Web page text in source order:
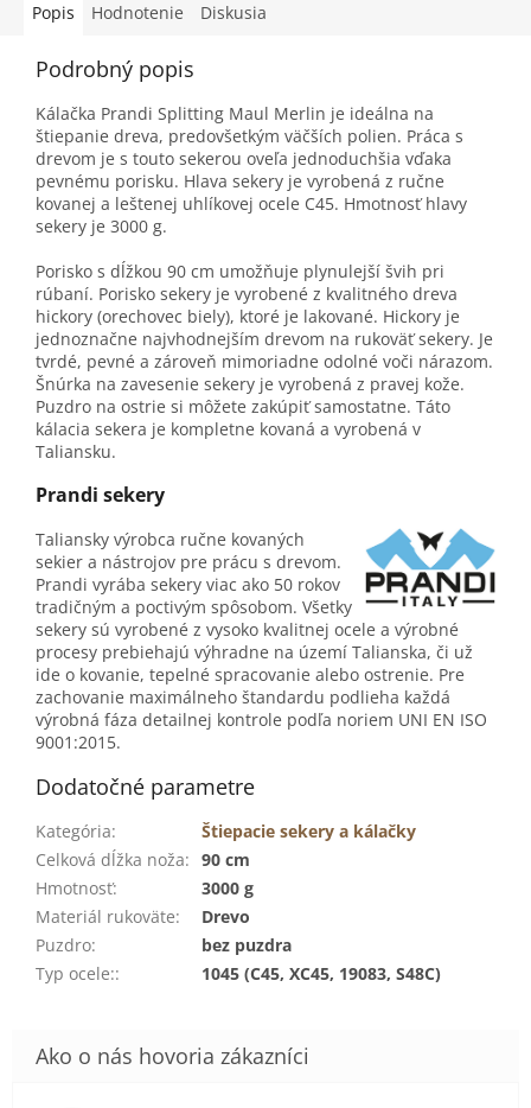
Popis Hodnotenie Diskusia
Podrobný popis
Kálačka Prandi Splitting Maul Merlin je ideálna na
štiepanie dreva, predovšetkým väčších polien. Práca s
drevom je s touto sekerou oveľa jednoduchšia vďaka
pevnému porisku. Hlava sekery je vyrobená z ručne
kovanej a leštenej uhlíkovej ocele C45. Hmotnosť hlavy
sekery je 3000 g.
Porisko s dĺžkou 90 cm umožňuje plynulejší švih pri
rúbaní. Porisko sekery je vyrobené z kvalitného dreva
hickory (orechovec biely), ktoré je lakované. Hickory je
jednoznačne najvhodnejším drevom na rukoväť sekery. Je
tvrdé, pevné a zároveň mimoriadne odolné voči nárazom.
Šnúrka na zavesenie sekery je vyrobená z pravej kože.
Puzdro na ostrie si môžete zakúpiť samostatne. Táto
kálacia sekera je kompletne kovaná a vyrobená v
Taliansku.
Prandi sekery
Taliansky výrobca ručne kovaných
sekier a nástrojov pre prácu s drevom.
Prandi vyrába sekery viac ako 50 rokov
tradičným a poctivým spôsobom. Všetky
sekery sú vyrobené z vysoko kvalitnej ocele a výrobné
procesy prebiehajú výhradne na území Talianska, či už
ide o kovanie, tepelné spracovanie alebo ostrenie. Pre
zachovanie maximálneho štandardu podlieha každá
výrobná fáza detailnej kontrole podľa noriem UNI EN ISO
9001:2015.
Dodatočné parametre
Kategória:
Štiepacie sekery a kálačky
Celková dĺžka noža: 90 cm
Hmotnosť:
3000 g
Materiál rukoväte:
Drevo
Puzdro:
bez puzdra
Typ ocele:: 1045 (C45, XC45, 19083, S48C)